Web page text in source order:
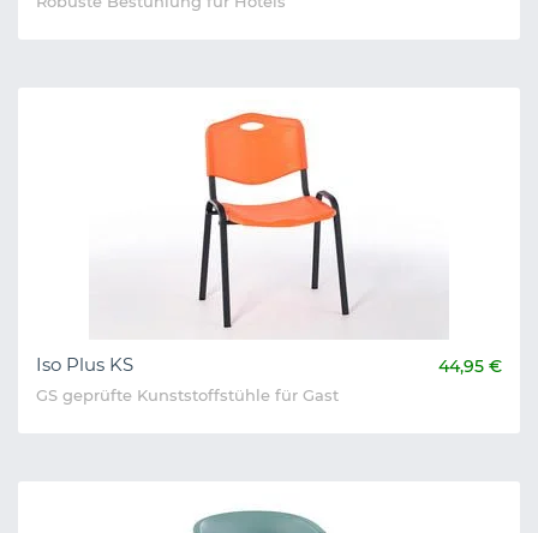
Iso Plus KS 44,95 €
GS geprüfte Kunststoffstühle für Gast